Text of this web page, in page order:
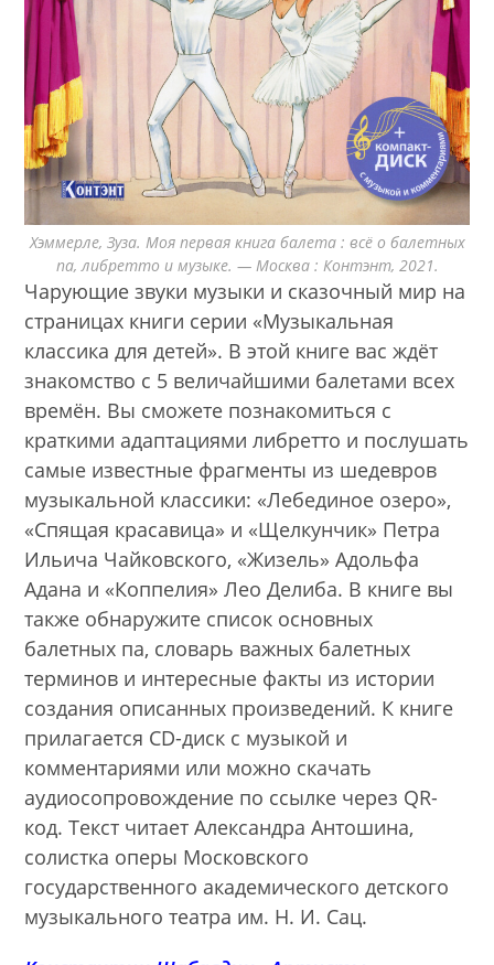
Хэммерле, Зуза. Моя первая книга балета : всё о балетных
па, либретто и музыке. — Москва : Контэнт, 2021.
Чарующие звуки музыки и сказочный мир на
страницах книги серии «Музыкальная
классика для детей». В этой книге вас ждёт
знакомство с 5 величайшими балетами всех
времён. Вы сможете познакомиться с
краткими адаптациями либретто и послушать
самые известные фрагменты из шедевров
музыкальной классики: «Лебединое озеро»,
«Спящая красавица» и «Щелкунчик» Петра
Ильича Чайковского, «Жизель» Адольфа
Адана и «Коппелия» Лео Делиба. В книге вы
также обнаружите список основных
балетных па, словарь важных балетных
терминов и интересные факты из истории
создания описанных произведений. К книге
прилагается CD-диск с музыкой и
комментариями или можно скачать
аудиосопровождение по ссылке через QR-
код. Текст читает Александра Антошина,
солистка оперы Московского
государственного академического детского
музыкального театра им. Н. И. Сац.